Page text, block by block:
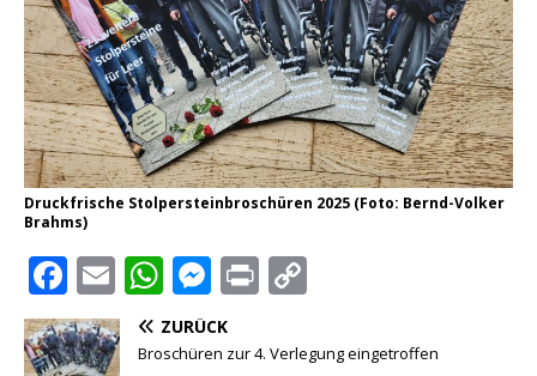
Druckfrische Stolpersteinbroschüren 2025 (Foto: Bernd-Volker
Brahms)
F
a
c
E
m
ai
W
h
at
M
e
ss
P
n p
ZURÜCK
Broschüren zur 4. Verlegung eingetroffen